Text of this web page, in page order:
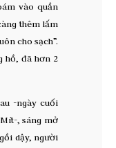
vào quần
thêm lấm
cho sạch”.
hồ, đã hơn 2
-ngày cuối
, sáng mở
dậy, người